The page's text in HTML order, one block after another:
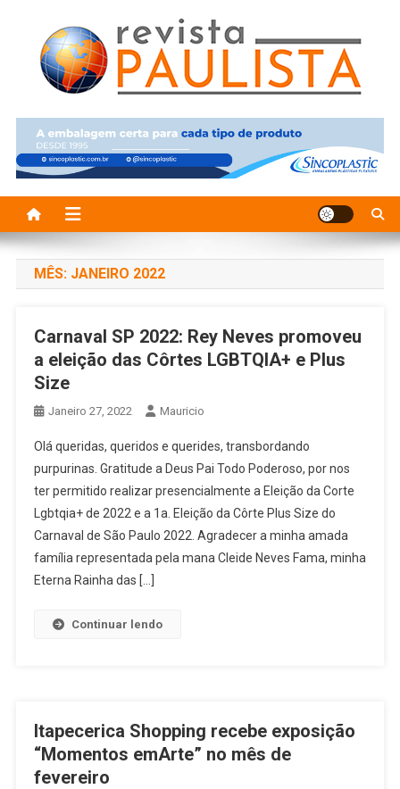
content
Revista Paulista
MÊS: JANEIRO 2022
Carnaval SP 2022: Rey Neves promoveu
a eleição das Côrtes LGBTQIA+ e Plus
Size
Janeiro 27, 2022 Mauricio
Olá queridas, queridos e querides, transbordando
purpurinas. Gratitude a Deus Pai Todo Poderoso, por nos
ter permitido realizar presencialmente a Eleição da Corte
Lgbtqia+ de 2022 e a 1a. Eleição da Côrte Plus Size do
Carnaval de São Paulo 2022. Agradecer a minha amada
família representada pela mana Cleide Neves Fama, minha
Eterna Rainha das […]
Continuar lendo
Itapecerica Shopping recebe exposição
“Momentos emArte” no mês de
fevereiro